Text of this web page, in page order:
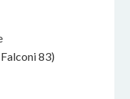
83)